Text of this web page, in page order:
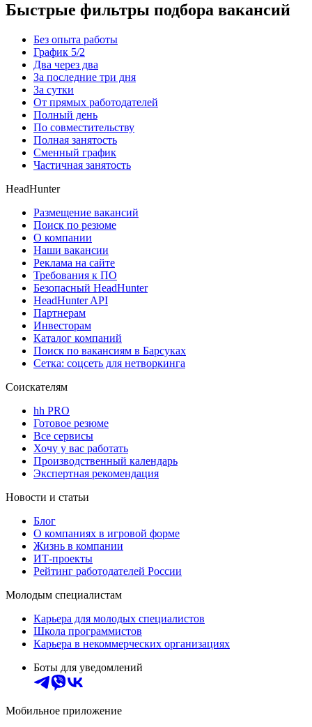
Быстрые фильтры подбора вакансий
Без опыта работы
График 5/2
Два через два
За последние три дня
За сутки
От прямых работодателей
Полный день
По совместительству
Полная занятость
Сменный график
Частичная занятость
HeadHunter
Размещение вакансий
Поиск по резюме
О компании
Наши вакансии
Реклама на сайте
Требования к ПО
Безопасный HeadHunter
HeadHunter API
Партнерам
Инвесторам
Каталог компаний
Поиск по вакансиям в Барсуках
Сетка: соцсеть для нетворкинга
Соискателям
hh PRO
Готовое резюме
Все сервисы
Хочу у вас работать
Производственный календарь
Экспертная рекомендация
Новости и статьи
Блог
О компаниях в игровой форме
Жизнь в компании
ИТ-проекты
Рейтинг работодателей России
Молодым специалистам
Карьера для молодых специалистов
Школа программистов
Карьера в некоммерческих организациях
Боты для уведомлений
Мобильное приложение